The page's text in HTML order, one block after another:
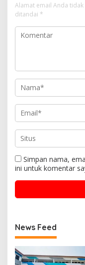
Alamat email Anda
ditandai *
Simpan nama,
ini untuk komentar
News Feed